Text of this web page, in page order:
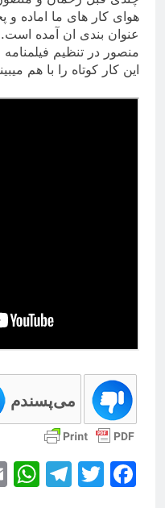
هوای کار های ما اماده
عنوان بندی ان آمده
منصور در تنظیم
این کار کوتاه را با هم
می‌پسندم